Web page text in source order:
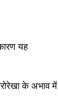
यह
के अभाव में